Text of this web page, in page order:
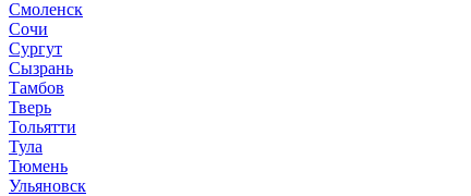
Смоленск
Сочи
Сургут
Сызрань
Тамбов
Тверь
Тольятти
Тула
Тюмень
Ульяновск